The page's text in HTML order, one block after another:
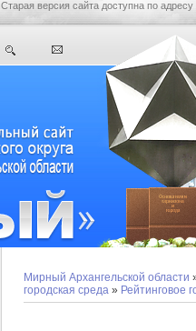
Старая версия сайта доступна по адресу
Мирный Архангельской области
городская среда » Рейтинговое